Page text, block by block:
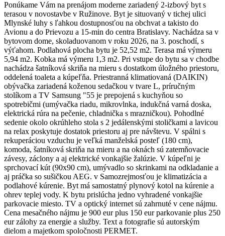
Ponúkame Vám na prenájom moderne zariadený 2-izbový byt s
terasou v novostavbe v Ružinove. Byt je situovaný v tichej ulici
Mlynské luhy s ľahkou dostupnosťou na obchvat a takisto do
Avionu a do Prievozu a 15-min do centra Bratislavy. Nachádza sa v
bytovom dome, skoladuovanom v roku 2026, na 3. poschodí, s
výťahom. Podlahová plocha bytu je 52,52 m2. Terasa má výmeru
5,94 m2. Kobka má výmeru 1,3 m2. Pri vstupe do bytu sa v chodbe
nachádza šatníková skriňa na mieru s dostatkom úložného priestoru,
oddelená toaleta a kúpeľňa. Priestranná klimatiovaná (DAIKIN)
obývačka zariadená koženou sedačkou v tvare L, príručným
stolíkom a TV Samsung "55 je prepojená s kuchyňou so
spotrebičmi (umývačka riadu, mikrovlnka, indukčná varná doska,
elektrická rúra na pečenie, chladnička s mrazničkou). Pohodlné
sedenie okolo okrúhleho stola s 2 jedálenskými stoličkami a lavicou
na relax poskytuje dostatok priestoru aj pre návštevu. V spálni s
rekuperáciou vzduchu je veľká manželská posteľ (180 cm),
komoda, šatníková skriňa na mieru a na oknách sú zatemňovacie
závesy, záclony a aj elektrické vonkajšie žalúzie. V kúpeľni je
sprchovací kút (90x90 cm), umývadlo so skrinkami na odkladanie a
aj práčka so sušičkou AEG. v Samozrejmosťou je klimatizácia a
podlahové kúrenie. Byt má samostatný plynový kotol na kúrenie a
ohrev teplej vody. K bytu prislúcha jedno vyhradené vonkajšie
parkovacie miesto. TV a optický internet sú zahrnuté v cene nájmu.
Cena mesačného nájmu je 900 eur plus 150 eur parkovanie plus 250
eur zálohy za energie a služby. Text a fotografie sú autorským
dielom a majetkom spoločnosti PERMET.